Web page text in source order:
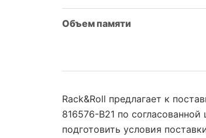
Объем памяти
Rack&Roll предлагает к
816576-B21 по
подготовить условия